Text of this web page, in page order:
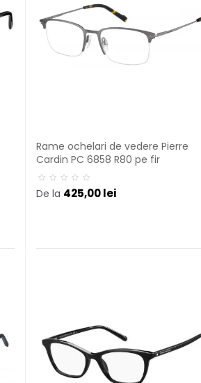
Rame ochelari de vedere Pierre
Cardin PC 6858 R80 pe fir
De la 425,00 lei